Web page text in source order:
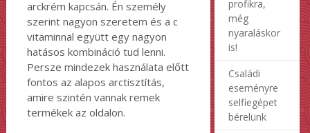
arckrém kapcsán. Én személy
szerint nagyon szeretem és a c
vitaminnal együtt egy nagyon
hatásos kombináció tud lenni.
Persze mindezek használata előtt
fontos az alapos arctisztítás,
amire szintén vannak remek
termékek az oldalon.
profikra,
még
nyaraláskor
is!
Családi
eseményre
selfiegépet
bérelünk